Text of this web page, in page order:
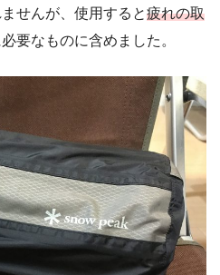
せんが、使用すると疲れの取
要なものに含めました。